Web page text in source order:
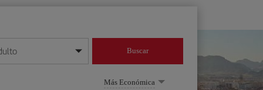
mes/año
Buscar
Más Económica